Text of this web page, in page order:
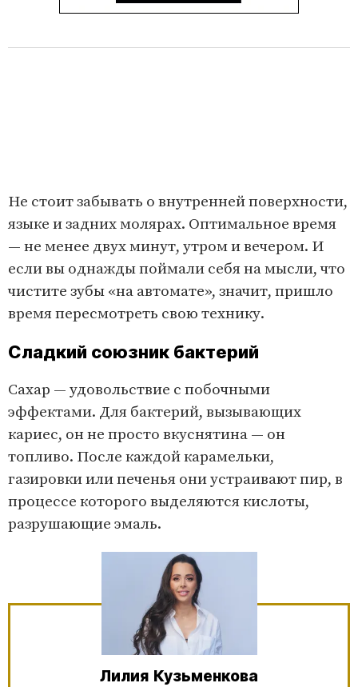
Не стоит забывать о внутренней поверхности,
языке и задних молярах. Оптимальное время
— не менее двух минут, утром и вечером. И
если вы однажды поймали себя на мысли, что
чистите зубы «на автомате», значит, пришло
время пересмотреть свою технику.
Сладкий союзник бактерий
Сахар — удовольствие с побочными
эффектами. Для бактерий, вызывающих
кариес, он не просто вкуснятина — он
топливо. После каждой карамельки,
газировки или печенья они устраивают пир, в
процессе которого выделяются кислоты,
разрушающие эмаль.
Лилия Кузьменкова